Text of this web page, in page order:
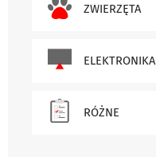
ZWIERZĘTA
ELEKTRONIKA
RÓŻNE